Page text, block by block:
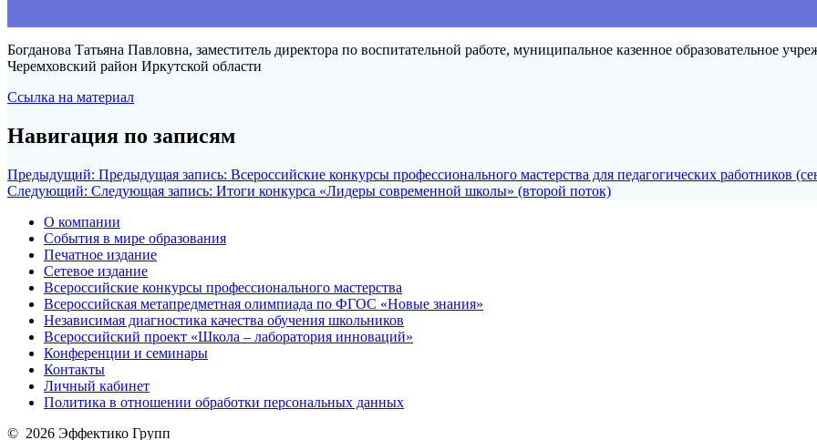
Богданова Татьяна Павловна, заместитель директора по воспитательной работе, муниципальное казенное образовательное
Черемховский район Иркутской области
Ссылка на материал
Навигация по записям
Предыдущий: Предыдущая запись: Всероссийские конкурсы профессионального мастерства для педагогических работников
Следующий: Следующая запись: Итоги конкурса «Лидеры современной школы» (второй поток)
О компании
События в мире образования
Печатное издание
Сетевое издание
Всероссийские конкурсы профессионального мастерства
Всероссийская метапредметная олимпиада по ФГОС «Новые знания»
Независимая диагностика качества обучения школьников
Всероссийский проект «Школа – лаборатория инноваций»
Конференции и семинары
Контакты
Личный кабинет
Политика в отношении обработки персональных данных
© 2026 Эффектико Групп